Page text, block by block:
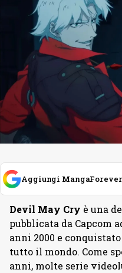
Aggiungi
Devil May Cry è una
pubblicata da Capcom
anni 2000 e
tutto il mondo. Come
anni, molte serie